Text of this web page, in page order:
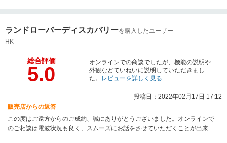
たらお気軽にご相談ください。 スタッフ一同しっかりとサポートさせて頂き
ランドローバーディスカバリーを購入したユーザー
HK
総合評価
5.0
オンラインでの商談でしたが、機能の説明や
外観などていねいに説明していただきまし
た。 レビューを詳しく見る
投稿日：2022年02月17日 17:12
販売店からの返答
この度はご遠方からのご成約、誠にありがとうございました。オンラインで
のご相談は電波状況も良く、スムーズにお話をさせていただくことが出来ま